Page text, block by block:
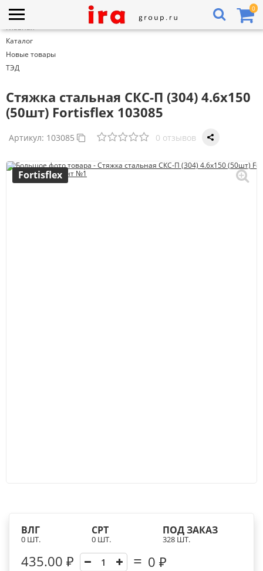
0
Главная
Каталог
Новые товары
ТЭД
Стяжка стальная СКС-П (304) 4.6х150
(50шт) Fortisflex 103085
Артикул: 103085 0 отзывов
Fortisflex
ВЛГ
0 ШТ.
СРТ
0 ШТ.
ПОД ЗАКАЗ
328 ШТ.
435.00 ₽ 0 ₽